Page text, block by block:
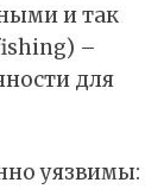
и так
–
для
уязвимы: